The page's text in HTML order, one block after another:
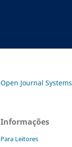
Open Journal Systems
Informações
Para Leitores